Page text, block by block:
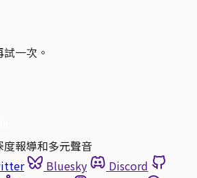
一次。
報導和多元聲音
Bluesky
Discord